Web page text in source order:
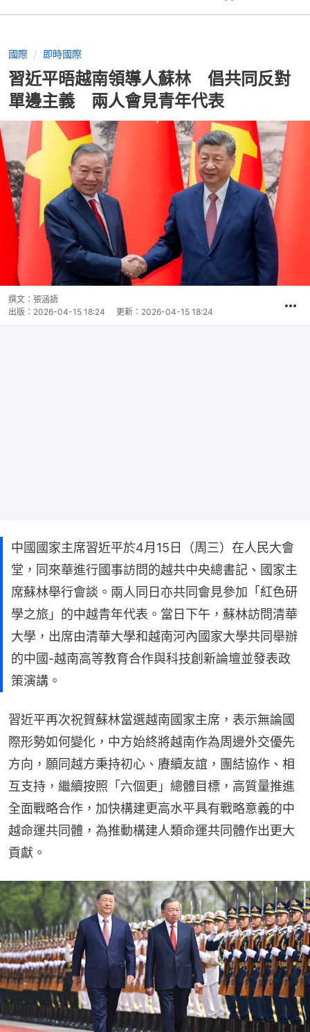
國際 即時國際
習近平晤越南領導人蘇林 倡共同反對
單邊主義 兩人會見青年代表
撰文： 張涵語
出版： 2026-04-15 18:24 更新： 2026-04-15 18:24
中國國家主席習近平於4月15日（周三）在人民大會
堂，同來華進行國事訪問的越共中央總書記、國家主
席蘇林舉行會談。兩人同日亦共同會見參加「紅色研
學之旅」的中越青年代表。當日下午，蘇林訪問清華
大學，出席由清華大學和越南河內國家大學共同舉辦
的中國-越南高等教育合作與科技創新論壇並發表政
策演講。
習近平再次祝賀蘇林當選越南國家主席，表示無論國
際形勢如何變化，中方始終將越南作為周邊外交優先
方向，願同越方秉持初心、賡續友誼，團結協作、相
互支持，繼續按照「六個更」總體目標，高質量推進
全面戰略合作，加快構建更高水平具有戰略意義的中
越命運共同體，為推動構建人類命運共同體作出更大
貢獻。